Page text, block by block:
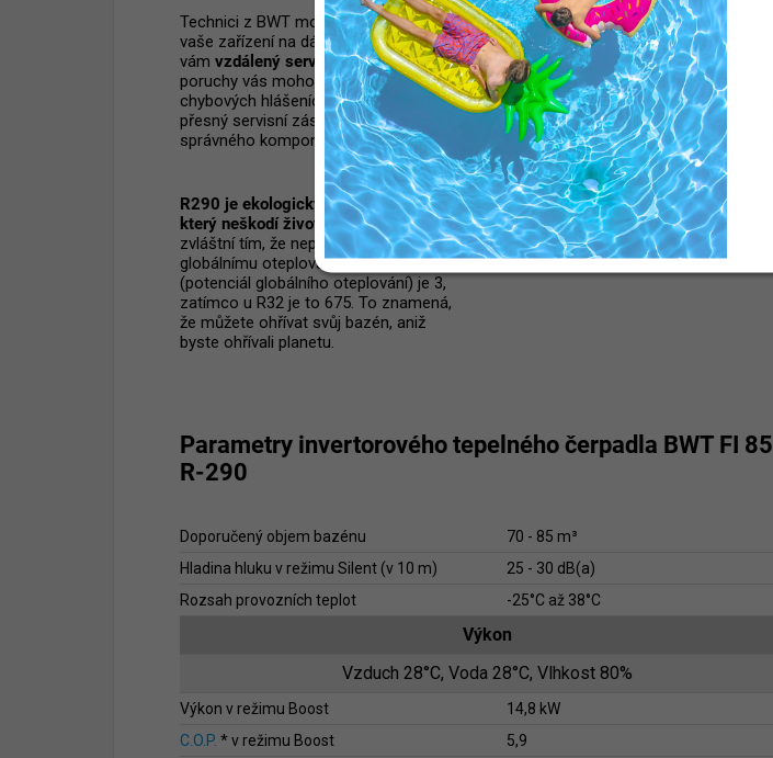
Technici z BWT mohou monitorovat
vaše zařízení na dálku a poskytnout
vám vzdálený servis
. V případě
poruchy vás mohou informovat o
chybových hlášeních a doporučit
přesný servisní zásah nebo výměnu
správného komponentu.
R290 je ekologický chladící plyn,
který neškodí životnímu prostředí.
Je
zvláštní tím, že nepřispívá ke
globálnímu oteplování. Jeho GWP
(potenciál globálního oteplování) je 3,
zatímco u R32 je to 675. To znamená,
že můžete ohřívat svůj bazén, aniž
byste ohřívali planetu.
Parametry invertorového tepelného čerpadla BWT FI 85
R-290
Doporučený objem bazénu
70 - 85 m³
Hladina hluku v režimu Silent (v 10 m)
25 - 30 dB(a)
Rozsah provozních teplot
-25°C až 38°C
Výkon
Vzduch 28°C, Voda 28°C, Vlhkost 80%
Výkon v režimu Boost
14,8 kW
C.O.P. * v režimu Boost
5,9